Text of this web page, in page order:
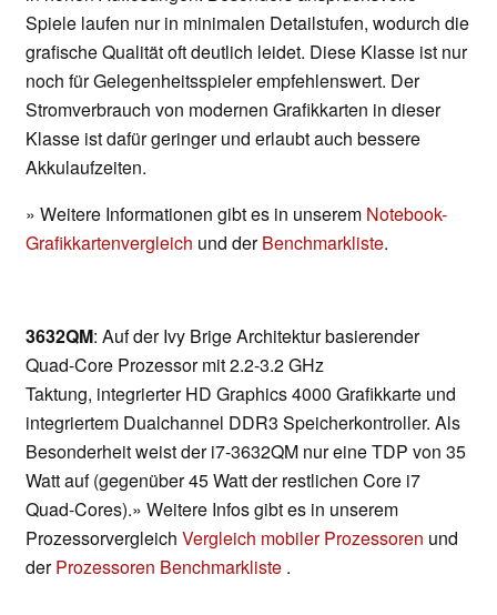
Spiele laufen nur in minimalen Detailstufen, wodurch die
grafische Qualität oft deutlich leidet. Diese Klasse ist nur
noch für Gelegenheitsspieler empfehlenswert. Der
Stromverbrauch von modernen Grafikkarten in dieser
Klasse ist dafür geringer und erlaubt auch bessere
Akkulaufzeiten.
» Weitere Informationen gibt es in unserem Notebook-
Grafikkartenvergleich und derBenchmarkliste.
3632QM: Auf der Ivy Brige Architektur basierender
Quad-Core Prozessor mit 2.2-3.2 GHz
Taktung, integrierter HD Graphics 4000 Grafikkarte und
integriertem Dualchannel DDR3 Speicherkontroller. Als
Besonderheit weist der i7-3632QM nur eine TDP von 35
Watt auf (gegenüber 45 Watt der restlichen Core i7
Quad-Cores).» Weitere Infos gibt es in unserem
Prozessorvergleich Vergleich mobiler Prozessoren und
derProzessoren Benchmarkliste .